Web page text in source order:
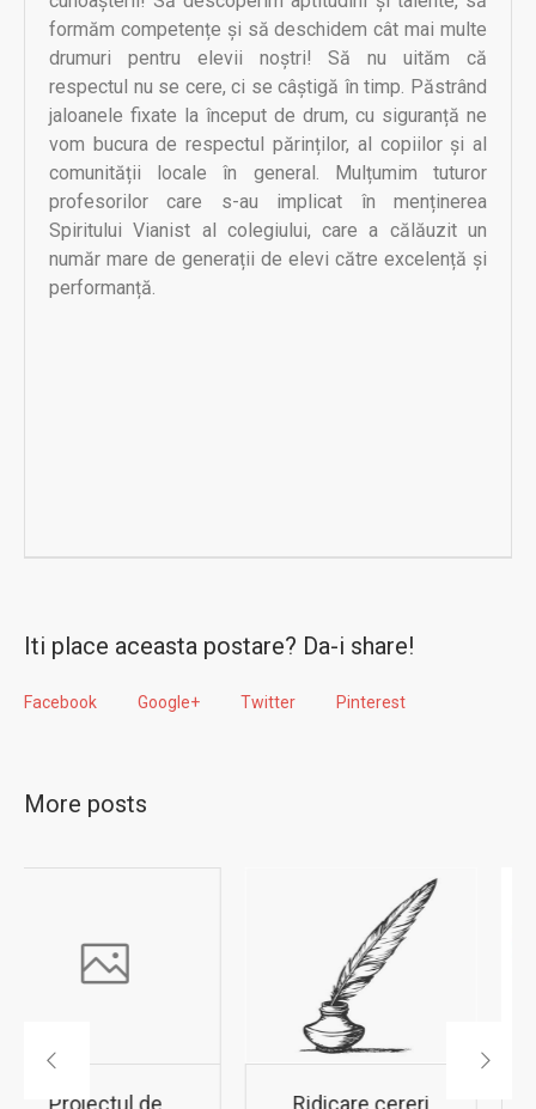
formăm competențe și să deschidem cât mai multe
drumuri pentru elevii noștri! Să nu uităm că
respectul nu se cere, ci se câștigă în timp. Păstrând
jaloanele fixate la început de drum, cu siguranță ne
vom bucura de respectul părinților, al copiilor și al
comunității locale în general. Mulțumim tuturor
profesorilor care s-au implicat în menținerea
Spiritului Vianist al colegiului, care a călăuzit un
număr mare de generații de elevi către excelență și
performanță.
Iti place aceasta postare? Da-i share!
Facebook Google+ Twitter Pinterest
More posts
Ridicare cereri Înscrierea în clasa